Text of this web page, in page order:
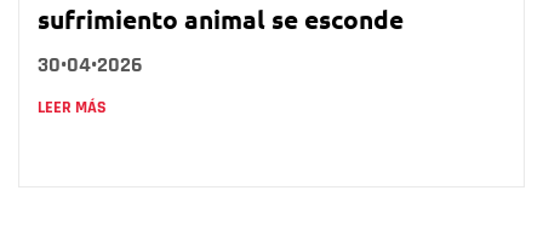
sufrimiento animal se esconde
30•04•2026
LEER MÁS